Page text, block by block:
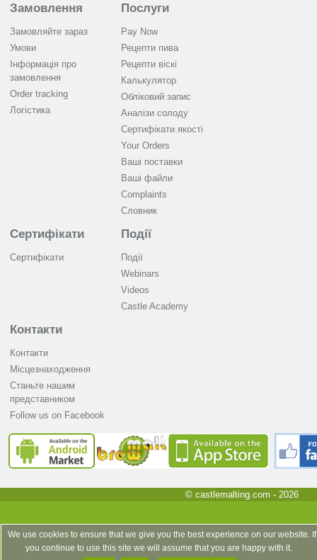
Замовлення
Замовляйте зараз
Умови
Інформація про
замовлення
Order tracking
Логістика
Послуги
Pay Now
Рецепти пива
Рецепти віскі
Калькулятор
Обліковий запис
Аналізи солоду
Cертифікати якості
Your Orders
Ваші поставки
Ваші файли
Complaints
Словник
Сертифікати
Сертифікати
Події
Події
Webinars
Videos
Castle Academy
Контакти
Контакти
Місцезнаходження
Станьте нашим
представником
Follow us on Facebook
© castlemalting.com - 2026
We use cookies to ensure that we give you the best experience on our website. If
you continue to use this site we will assume that you are happy with it.